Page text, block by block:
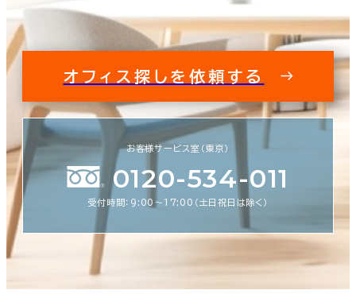
オフィス探しを依頼する
お客様サービス室（東京）
0120-534-011
受付時間：9:00〜17:00（土日祝日は除く）